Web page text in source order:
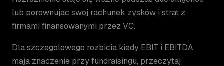
lub porownujac swoj rachunek zysków i strat z
firmami finansowanymi przez VC.
Dla szczegolowego rozbicia kiedy EBIT i EBITDA
maja znaczenie przy fundraisingu, przeczytaj